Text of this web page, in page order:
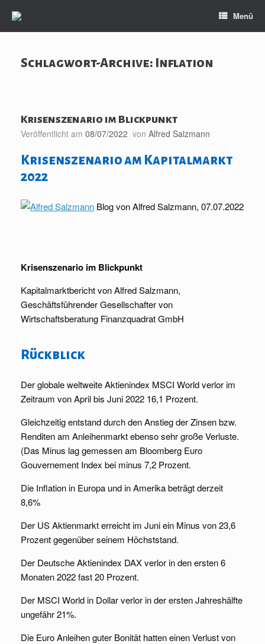
Inhalt
Menü
Schlagwort-Archive: Inflation
Krisenszenario im Blickpunkt
Veröffentlicht am 08/07/2022 von Alfred Salzmann
Krisenszenario am Kapitalmarkt
2022
Blog von Alfred Salzmann, 07.07.2022
Krisenszenario im Blickpunkt
Kapitalmarktbericht von Alfred Salzmann,
Geschäftsführender Gesellschafter von
Wirtschaftsberatung Finanzquadrat GmbH
Rückblick
Der globale weltweite Aktienindex MSCI World verlor im
Zeitraum von April bis Juni 2022 16,1 Prozent.
Gleichzeitig entstand durch den Anstieg der Zinsen bzw.
Renditen am Anleihenmarkt ebenso sehr große Verluste.
(Das Minus lag gemessen am Bloomberg Euro
Gouvernement Index bei minus 7,2 Prozent.
Die Inflation in Europa und in Amerika beträgt derzeit
8,6%
Der US Aktienmarkt erreicht im Juni ein Minus von 23,6
Prozent gegenüber seinem Höchststand.
Der Deutsche Aktienindex DAX verlor in den ersten 6
Monaten 2022 fast 20 Prozent.
Der MSCI World in Dollar verlor in der ersten Jahreshälfte
ungefähr 21%.
Die Euro Anleihen guter Bonität hatten einen Verlust von